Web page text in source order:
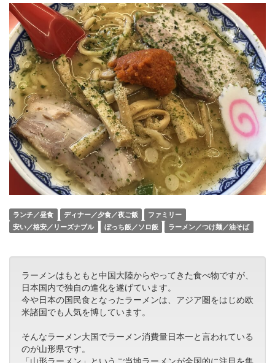
ランチ／昼食 ディナー／夕食／夜ご飯
ファミリー
安い／格安／リーズナブル
ぼっち飯／ソロ飯 ラーメン／つけ麺／油そば
ラーメンはもともと中国大陸からやってきた食べ物ですが、
日本国内で独自の進化を遂げています。
今や日本の国民食となったラーメンは、アジア圏をはじめ欧
米諸国でも人気を博しています。
そんなラーメン大国でラーメン消費量日本一と言われている
のが山形県です。